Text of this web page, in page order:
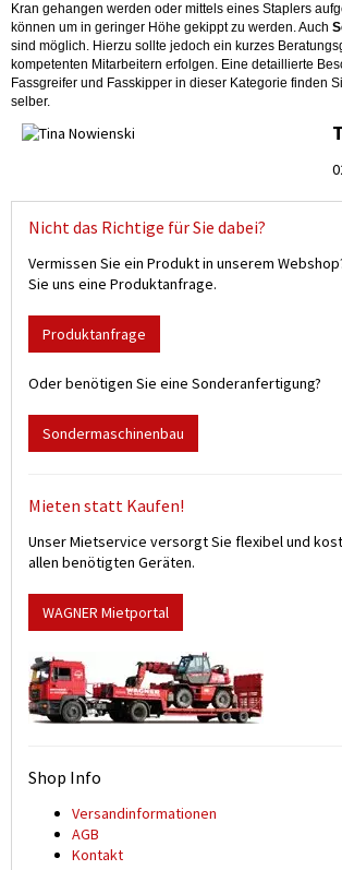
Kran gehangen werden oder mittels eines Staplers
können um in geringer Höhe gekippt zu werden. Auch
sind möglich. Hierzu sollte jedoch ein kurzes
kompetenten Mitarbeitern erfolgen. Eine detaillierte
Fassgreifer und Fasskipper in dieser Kategorie finden
selber.
Nicht das Richtige für Sie dabei?
Vermissen Sie ein Produkt in unserem
Sie uns eine Produktanfrage.
Produktanfrage
Oder benötigen Sie eine Sonderanfertigung?
Sondermaschinenbau
Mieten statt Kaufen!
Unser Mietservice versorgt Sie flexibel und
allen benötigten Geräten.
WAGNER Mietportal
Shop Info
Versand­informationen
AGB
Kontakt